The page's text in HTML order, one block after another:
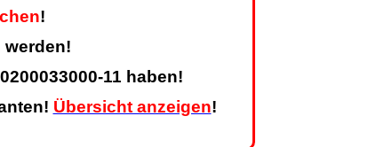
!
werden!
11 haben!
Übersicht anzeigen!